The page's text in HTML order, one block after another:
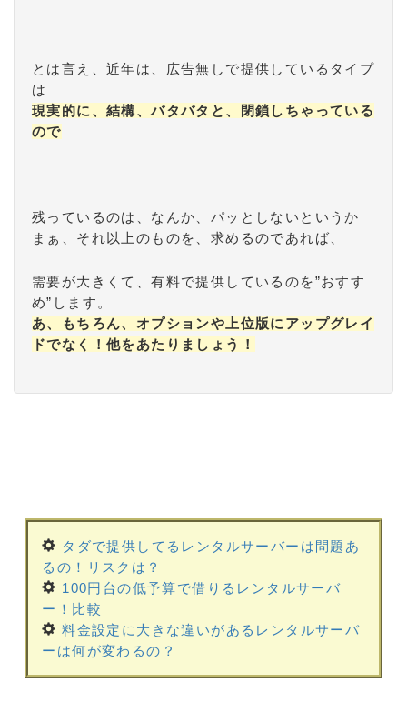
とは言え、近年は、広告無しで提供しているタイプ
は
現実的に、結構、バタバタと、閉鎖しちゃっている
ので
残っているのは、なんか、パッとしないというか
まぁ、それ以上のものを、求めるのであれば、
需要が大きくて、有料で提供しているのを”おすす
め”します。
あ、もちろん、オプションや上位版にアップグレイ
ドでなく！他をあたりましょう！
タダで提供してるレンタルサーバーは問題あ
るの！リスクは？
100円台の低予算で借りるレンタルサーバ
ー！比較
料金設定に大きな違いがあるレンタルサーバ
ーは何が変わるの？